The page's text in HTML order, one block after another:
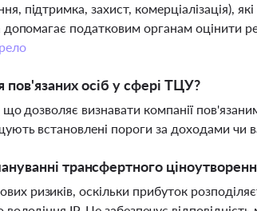
підтримка, захист, комерціалізація),
допомагає податковим органам оцінити
осіб у сфері ТЦУ?
дозволяє визнавати компанії
встановлені пороги за доходами чи
трансфертного
ризиків, оскільки прибуток